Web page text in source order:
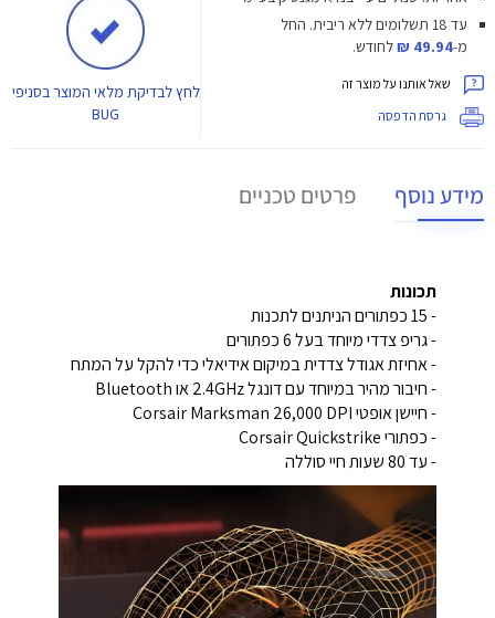
עד 18 תשלומים ללא ריבית.
החל
מ-49.94 ₪ לחודש.
שאל אותנו על מוצר זה
גרסת הדפסה
לחץלבדיקת מלאי המוצר בסניפי
BUG
מידע נוסף פרטים טכניים
תכונות
- 15 כפתורים הניתנים לתכנות
- גריפ צדדי מיוחד בעל 6 כפתורים
- אחיזת אגודל צדדית במיקום אידיאלי כדי להקל על המתח
- חיבור מהיר במיוחד עם דונגל 2.4GHz או Bluetooth
- חיישן אופטי Corsair Marksman 26,000 DPI
- כפתורי Corsair Quickstrike
- עד 80 שעות חיי סוללה